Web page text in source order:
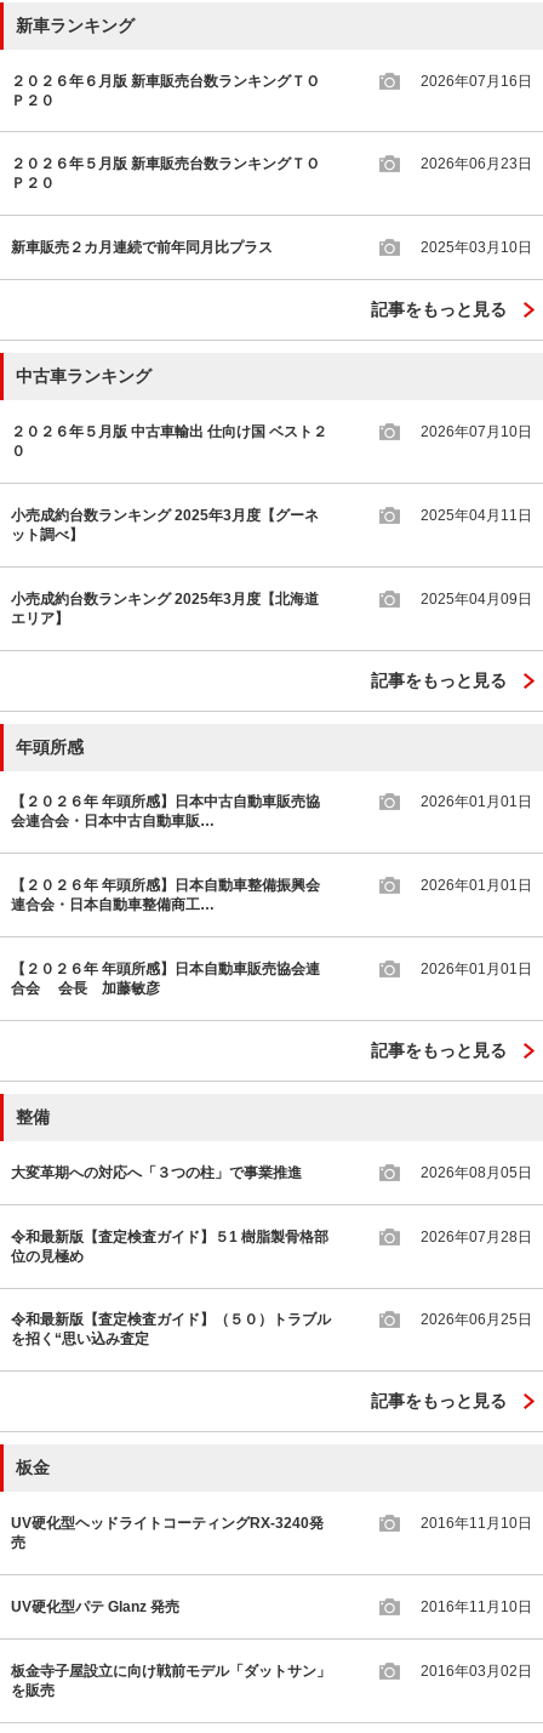
新車ランキング
２０２６年６月版 新車販売台数ランキングＴＯ
Ｐ２０
2026年07月16日
２０２６年５月版 新車販売台数ランキングＴＯ
Ｐ２０
2026年06月23日
新車販売２カ月連続で前年同月比プラス 2025年03月10日
記事をもっと見る
中古車ランキング
２０２６年５月版 中古車輸出 仕向け国 ベスト２
０
2026年07月10日
小売成約台数ランキング 2025年3月度【グーネ
ット調べ】
2025年04月11日
小売成約台数ランキング 2025年3月度【北海道
エリア】
2025年04月09日
記事をもっと見る
年頭所感
【２０２６年 年頭所感】日本中古自動車販売協
会連合会・日本中古自動車販…
2026年01月01日
【２０２６年 年頭所感】日本自動車整備振興会
連合会・日本自動車整備商工…
2026年01月01日
【２０２６年 年頭所感】日本自動車販売協会連
合会 会長 加藤敏彦
2026年01月01日
記事をもっと見る
整備
大変革期への対応へ「３つの柱」で事業推進 2026年08月05日
令和最新版【査定検査ガイド】５1 樹脂製骨格部
位の見極め
2026年07月28日
令和最新版【査定検査ガイド】（５０）トラブル
を招く“思い込み査定
2026年06月25日
記事をもっと見る
板金
UV硬化型ヘッドライトコーティングRX-3240発
売
2016年11月10日
UV硬化型パテ Glanz 発売 2016年11月10日
板金寺子屋設立に向け戦前モデル「ダットサン」
を販売
2016年03月02日